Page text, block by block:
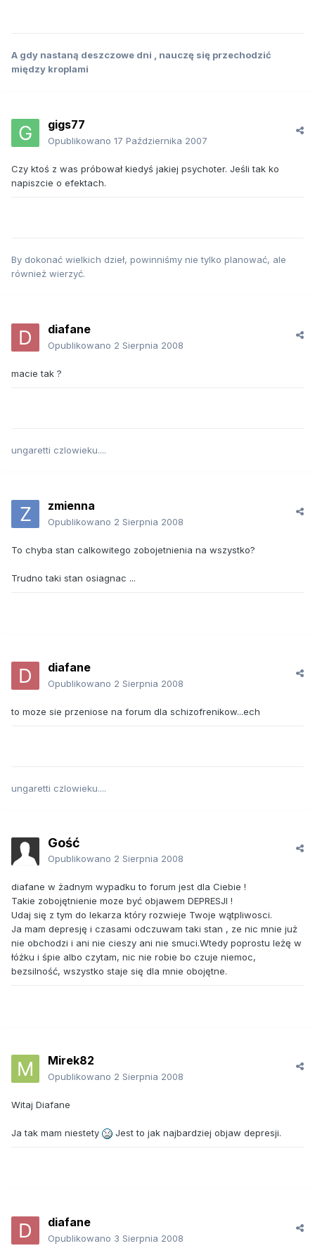
A gdy nastaną deszczowe dni , nauczę się przechodzić
między kroplami
gigs77
Opublikowano 17 Października 2007
Czy ktoś z was próbował kiedyś jakiej psychoter. Jeśli tak ko
napiszcie o efektach.
By dokonać wielkich dzieł, powinniśmy nie tylko planować, ale
również wierzyć.
diafane
Opublikowano 2 Sierpnia 2008
macie tak ?
ungaretti czlowieku....
zmienna
Opublikowano 2 Sierpnia 2008
To chyba stan calkowitego zobojetnienia na wszystko?
Trudno taki stan osiagnac ...
diafane
Opublikowano 2 Sierpnia 2008
to moze sie przeniose na forum dla schizofrenikow...ech
ungaretti czlowieku....
Gość
Opublikowano 2 Sierpnia 2008
diafane w żadnym wypadku to forum jest dla Ciebie !
Takie zobojętnienie moze być objawem DEPRESJI !
Udaj się z tym do lekarza który rozwieje Twoje wątpliwosci.
Ja mam depresję i czasami odczuwam taki stan , ze nic mnie już
nie obchodzi i ani nie cieszy ani nie smuci.Wtedy poprostu leżę w
łóżku i śpie albo czytam, nic nie robie bo czuje niemoc,
bezsilność, wszystko staje się dla mnie obojętne.
Mirek82
Opublikowano 2 Sierpnia 2008
Witaj Diafane
Ja tak mam niestety Jest to jak najbardziej objaw depresji.
diafane
Opublikowano 3 Sierpnia 2008